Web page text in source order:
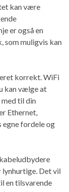
kan være
er også en
som muligvis kan
korrekt. WiFi
kan vælge at
til din
Ethernet,
egne fordele og
lynhurtige. Det vil
en tilsvarende